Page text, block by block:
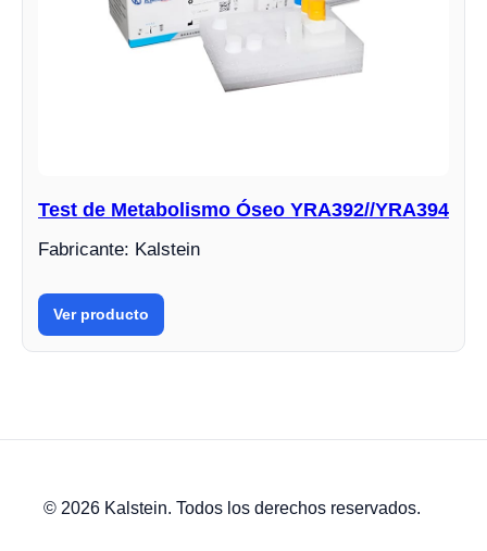
Test de Metabolismo Óseo YRA392//YRA394
Fabricante: Kalstein
Ver producto
© 2026 Kalstein. Todos los derechos reservados.